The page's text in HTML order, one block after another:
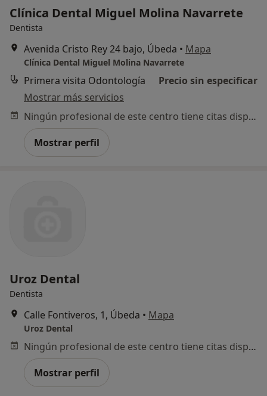
Clínica Dental Miguel Molina Navarrete
Dentista
Avenida Cristo Rey 24 bajo, Úbeda • Mapa
Clínica Dental Miguel Molina Navarrete
Primera visita Odontología
Precio sin especificar
Mostrar más servicios
Ningún profesional de este centro tiene citas disponibles
Mostrar perfil
Uroz Dental
Dentista
Calle Fontiveros, 1, Úbeda • Mapa
Uroz Dental
Ningún profesional de este centro tiene citas disponibles
Mostrar perfil